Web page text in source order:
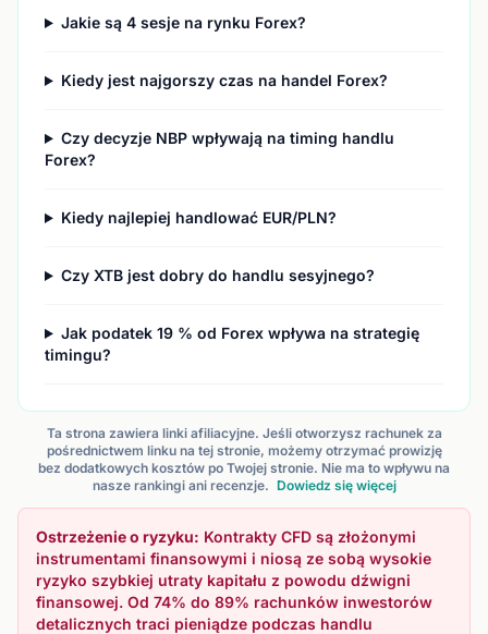
Jakie są 4 sesje na rynku Forex?
Kiedy jest najgorszy czas na handel Forex?
Czy decyzje NBP wpływają na timing handlu
Forex?
Kiedy najlepiej handlować EUR/PLN?
Czy XTB jest dobry do handlu sesyjnego?
Jak podatek 19 % od Forex wpływa na strategię
timingu?
Ta strona zawiera linki afiliacyjne. Jeśli otworzysz rachunek za
pośrednictwem linku na tej stronie, możemy otrzymać prowizję
bez dodatkowych kosztów po Twojej stronie. Nie ma to wpływu na
nasze rankingi ani recenzje. Dowiedz się więcej
Ostrzeżenie o ryzyku: Kontrakty CFD są złożonymi
instrumentami finansowymi i niosą ze sobą wysokie
ryzyko szybkiej utraty kapitału z powodu dźwigni
finansowej. Od 74% do 89% rachunków inwestorów
detalicznych traci pieniądze podczas handlu